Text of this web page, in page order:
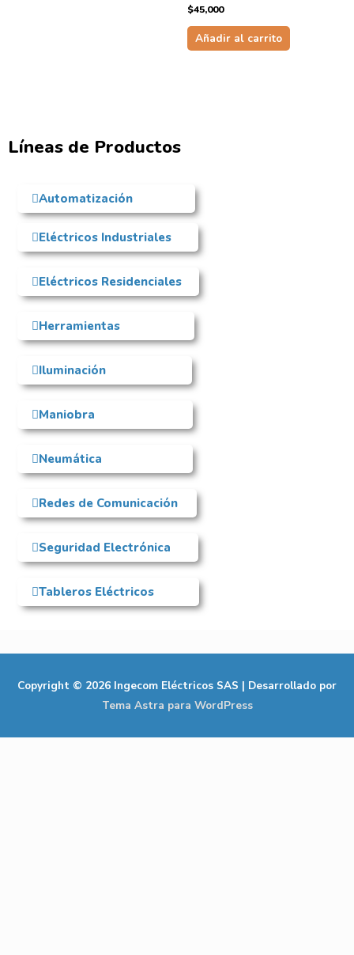
$45,000
Añadir al carrito
Líneas de Productos
Automatización
Eléctricos Industriales
Eléctricos Residenciales
Herramientas
Iluminación
Maniobra
Neumática
Redes de Comunicación
Seguridad Electrónica
Tableros Eléctricos
Copyright © 2026 Ingecom Eléctricos SAS | Desarrollado por
Tema Astra para WordPress